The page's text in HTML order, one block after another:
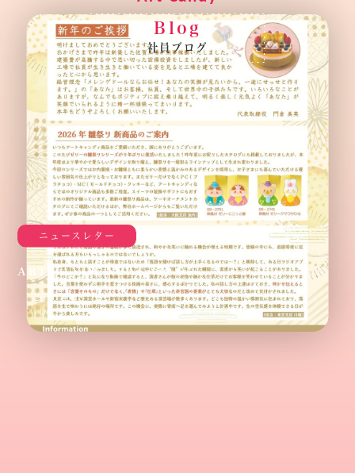
B l o g
社 員 ブ ロ グ
ニュースレター
ART CANDY NEWS vol.65
26.01.08